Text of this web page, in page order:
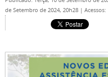
de Setembro de 2024, 20h28 | Acessos: